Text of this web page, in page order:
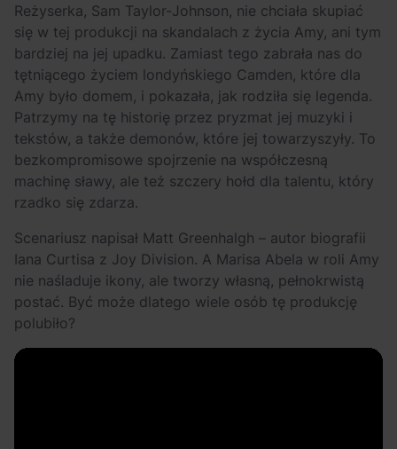
Reżyserka, Sam Taylor-Johnson, nie chciała skupiać
się w tej produkcji na skandalach z życia Amy, ani tym
bardziej na jej upadku. Zamiast tego zabrała nas do
tętniącego życiem londyńskiego Camden, które dla
Amy było domem, i pokazała, jak rodziła się legenda.
Patrzymy na tę historię przez pryzmat jej muzyki i
tekstów, a także demonów, które jej towarzyszyły. To
bezkompromisowe spojrzenie na współczesną
machinę sławy, ale też szczery hołd dla talentu, który
rzadko się zdarza.
Scenariusz napisał Matt Greenhalgh – autor biografii
Iana Curtisa z Joy Division. A Marisa Abela w roli Amy
nie naśladuje ikony, ale tworzy własną, pełnokrwistą
postać. Być może dlatego wiele osób tę produkcję
polubiło?